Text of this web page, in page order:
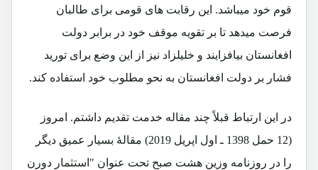
قوم خود میباشد. این رقابت های قومی برای طالبان
فرصت میدهد تا بر تقویه موقف خود در برابر دولت
افغانستان بیافزایند و خلیلزاد نیز از این وضع برای تورید
فشار بر دولت افغانستان به نحو مطلوب خود استفاده کند.
در این ارتباط قبلاً چند مقاله خدمت تقدیم داشتم. امروز
(12 حمل 1398 ـ اول اپریل 2019) مقالۀ بسیار عمیق دیگر
را در روزنامه وزین هشت صبح تحت عنوان "استثمار دورن